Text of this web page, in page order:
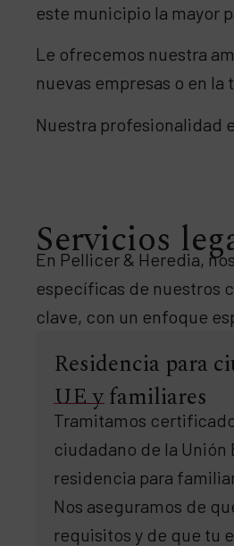
este municipio la mayor
Le ofrecemos nuestra
nuevas empresas o en
Nuestra profesionalidad
Servicios
En Pellicer & Heredia,
específicas de nuestros
clave, con un enfoque
Residencia para
UE y familiares
Tramitamos
ciudadano de la Unión
residencia para
Nos aseguramos de
requisitos y de que tu